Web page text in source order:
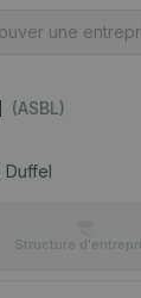
(ASBL)
Duffel
Structure